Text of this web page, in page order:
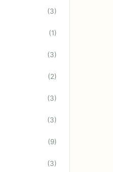
(3)
(1)
(3)
(2)
(3)
(3)
(9)
(3)